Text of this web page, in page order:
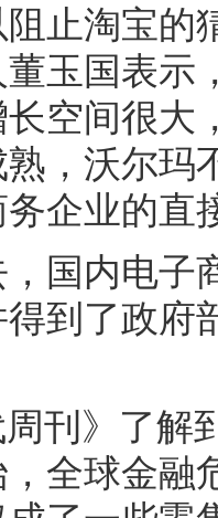
止淘宝的
玉国表示
空间很大
，沃尔玛
企业的直
内电子
到了政府
》了解
全球金融